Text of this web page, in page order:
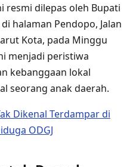
resmi dilepas oleh Bupati
halaman Pendopo, Jalan
Kota, pada Minggu
menjadi peristiwa
kebanggaan lokal
seorang anak daerah.
Dikenal Terdampar di
ODGJ